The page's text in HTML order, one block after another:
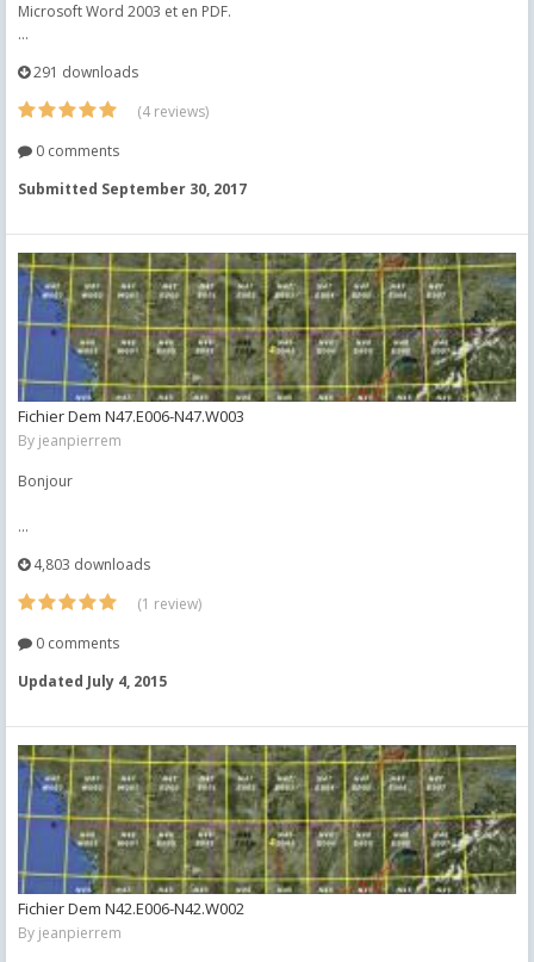
Microsoft Word 2003 et en PDF.
...
291 downloads
(4 reviews)
0 comments
Submitted September 30, 2017
Fichier Dem N47.E006-N47.W003
By jeanpierrem
Bonjour
...
4,803 downloads
(1 review)
0 comments
Updated July 4, 2015
Fichier Dem N42.E006-N42.W002
By jeanpierrem